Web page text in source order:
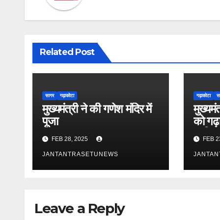
Related Post
सागर गढ़ाकोटा
मुख्यमंत्री ने की गणेश मंदिर में
पूजा
FEB 28, 2025
JANTANTRASETUNEWS
गढ़ाकोटा
को
शामिल
FEB
Leave a Reply